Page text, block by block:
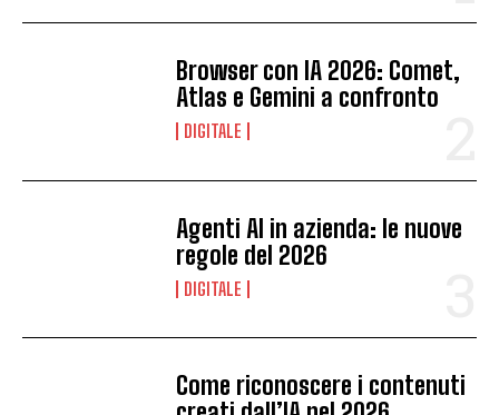
Browser con IA 2026: Comet,
Atlas e Gemini a confronto
DIGITALE
Agenti AI in azienda: le nuove
regole del 2026
DIGITALE
Come riconoscere i contenuti